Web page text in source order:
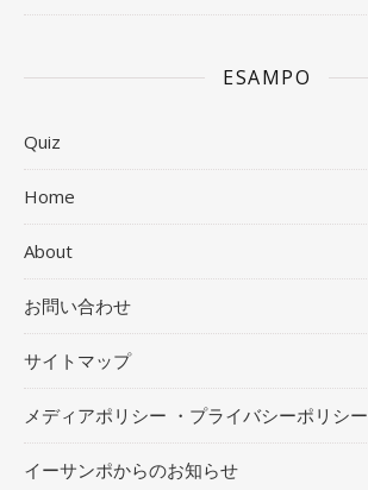
ESAMPO
Quiz
Home
About
お問い合わせ
サイトマップ
メディアポリシー ・プライバシーポリシー
イーサンポからのお知らせ